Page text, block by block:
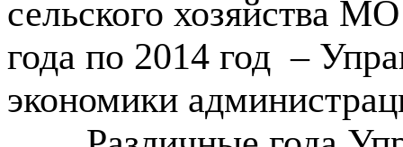
сельского хозяйства
года по 2014 год –
экономики